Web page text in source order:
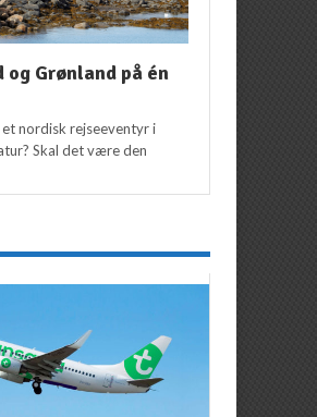
og Grønland på én
nordisk rejseeventyr i
Skal det være den